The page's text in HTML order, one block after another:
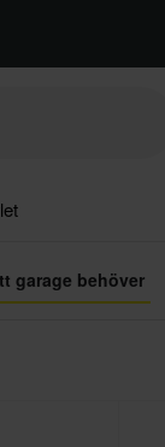
garage behöver